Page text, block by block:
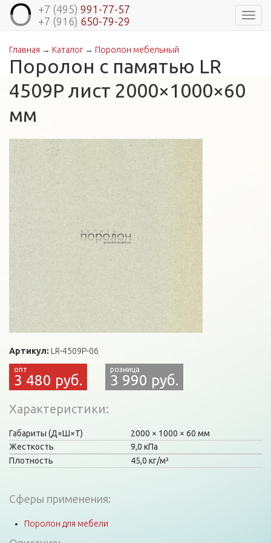
+7 (495) 991-77-57
+7 (916) 650-79-29
Вы здесь
Главная → Каталог→ Поролон мебельный
Поролон с памятью LR
4509P лист 2000×1000×60
мм
Артикул: LR-4509P-06
3 480 руб. 3 990 руб.
Характеристики
Габариты (Д×Ш×Т) 2000 1000
60 мм
Жесткость
9,0 кПа
Плотность
45,0 кг/м³
Сферы применения:
Поролон для мебели